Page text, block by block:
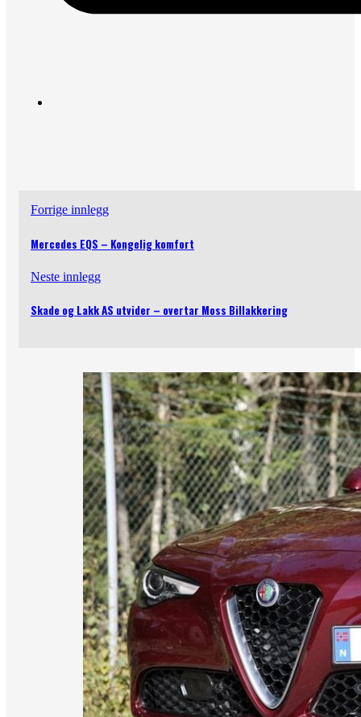
Forrige innlegg
Mercedes EQS – Kongelig komfort
Neste innlegg
Skade og Lakk AS utvider – overtar Moss Billakkering